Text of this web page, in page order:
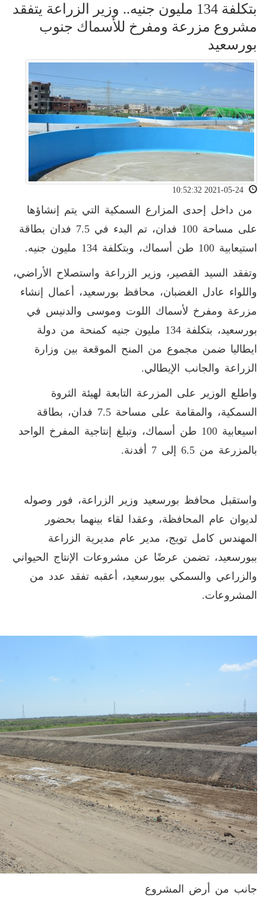
بتكلفة 134 مليون جنيه.. وزير الزراعة يتفقد
مشروع مزرعة ومفرخ للأسماك جنوب
بورسعيد
من داخل إحدى المزارع السمكية التي يتم إنشاؤها
على مساحة 100 فدان، تم البدء في 7.5 فدان بطاقة
استيعابية 100 طن أسماك، وبتكلفة 134 مليون جنيه.
وتفقد السيد القصير، وزير الزراعة واستصلاح الأراضي،
واللواء عادل الغضبان، محافظ بورسعيد، أعمال إنشاء
مزرعة ومفرخ لأسماك اللوت وموسى والدنيس في
بورسعيد، بتكلفة 134 مليون جنيه كمنحة من دولة
ايطاليا ضمن مجموع من المنح الموقعة بين وزارة
الزراعة والجانب الإيطالي.
واطلع الوزير على المزرعة التابعة لهيئة الثروة
السمكية، والمقامة على مساحة 7.5 فدان، بطاقة
اسيعابية 100 طن أسماك، وتبلغ إنتاجية المفرخ الواحد
بالمزرعة من 6.5 إلى 7 أفدنة.
واستقبل محافظ بورسعيد وزير الزراعة، فور وصوله
لديوان عام المحافظة، وعقدا لقاء بينهما بحضور
المهندس كامل تويج، مدير عام مديرية الزراعة
ببورسعيد، تضمن عرضًا عن مشروعات الإنتاج الحيواني
والزراعي والسمكي ببورسعيد، أعقبه تفقد عدد من
المشروعات.
جانب من أرض المشروع